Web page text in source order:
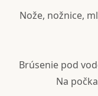
Nože, nožnice,
Brúsenie pod
Na